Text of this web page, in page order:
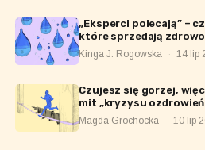
„Eksperci polecają” – czyli kto? Trzy chwyty,
które sprzedają
Kinga J. Rogowska · 14 lip
Czujesz się gorzej,
mit „kryzysu
Magda Grochocka · 10 lip